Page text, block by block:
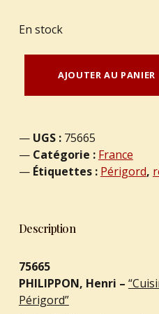
En stock
AJOUTER AU PANIER
UGS : 75665
Catégorie : France
Étiquettes : Périgord,
Description
75665
PHILIPPON, Henri –
Périgord”